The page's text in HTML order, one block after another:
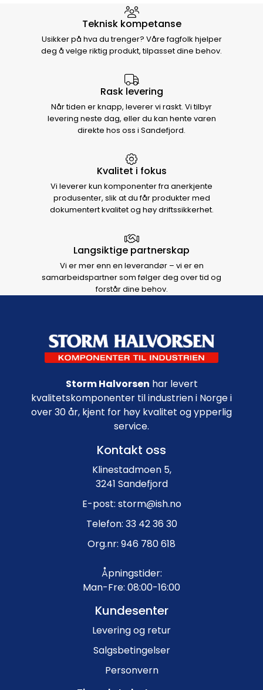
Hvorfor velge Storm Halvorsen
Teknisk kompetanse
Usikker på hva du trenger? Våre fagfolk hjelper
deg å velge riktig produkt, tilpasset dine behov.
Rask levering
Når tiden er knapp, leverer vi raskt. Vi tilbyr
levering neste dag, eller du kan hente varen
direkte hos oss i Sandefjord.
Kvalitet i fokus
Vi leverer kun komponenter fra anerkjente
produsenter, slik at du får produkter med
dokumentert kvalitet og høy driftssikkerhet.
Langsiktige partnerskap
Vi er mer enn en leverandør – vi er en
samarbeidspartner som følger deg over tid og
forstår dine behov.
Footer navigation
Storm Halvorsen har levert
kvalitetskomponenter til industrien i Norge i
over 30 år, kjent for høy kvalitet og ypperlig
service.
Kontakt oss
Klinestadmoen 5,
3241 Sandefjord
E-post: storm@ish.no
Telefon: 33 42 36 30
Org.nr: 946 780 618
Åpningstider:
Man-Fre: 08:00-16:00
Kundesenter
Levering og retur
Salgsbetingelser
Personvern